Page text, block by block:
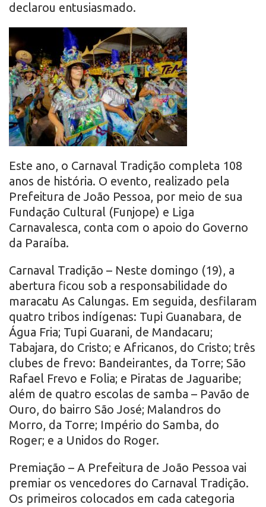
declarou entusiasmado.
Este ano, o Carnaval Tradição completa 108
anos de história. O evento, realizado pela
Prefeitura de João Pessoa, por meio de sua
Fundação Cultural (Funjope) e Liga
Carnavalesca, conta com o apoio do Governo
da Paraíba.
Carnaval Tradição – Neste domingo (19), a
abertura ficou sob a responsabilidade do
maracatu As Calungas. Em seguida, desfilaram
quatro tribos indígenas: Tupi Guanabara, de
Água Fria; Tupi Guarani, de Mandacaru;
Tabajara, do Cristo; e Africanos, do Cristo; três
clubes de frevo: Bandeirantes, da Torre; São
Rafael Frevo e Folia; e Piratas de Jaguaribe;
além de quatro escolas de samba – Pavão de
Ouro, do bairro São José; Malandros do
Morro, da Torre; Império do Samba, do
Roger; e a Unidos do Roger.
Premiação – A Prefeitura de João Pessoa vai
premiar os vencedores do Carnaval Tradição.
Os primeiros colocados em cada categoria